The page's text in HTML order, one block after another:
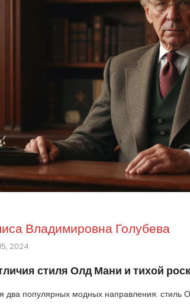
Владимировна Голубева
2024
стиля Олд Мани и тихой
два популярных модных направления: